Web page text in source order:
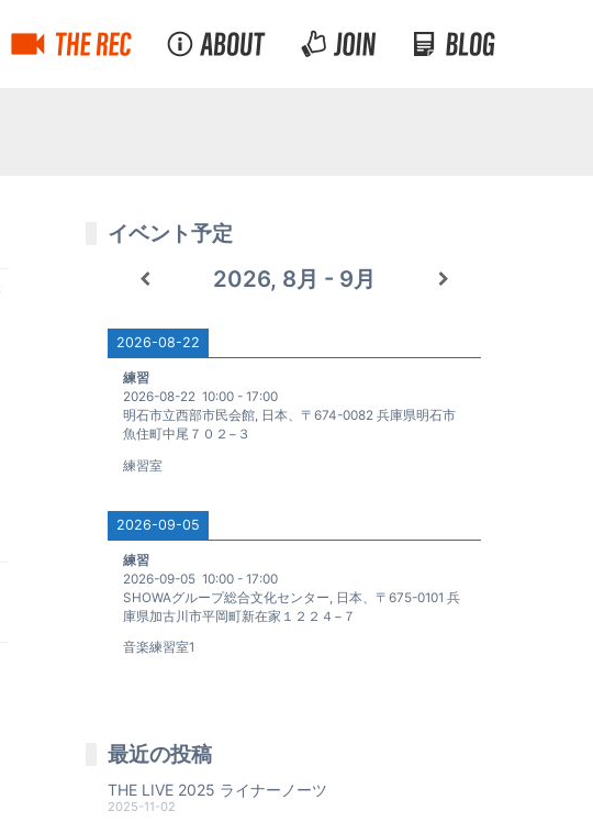
イベント予定
2026, 8月 - 9月
2026-08-22
練習
2026-08-22 10:00 - 17:00
明石市立西部市民会館, 日本、〒674-0082 兵庫県明石市
魚住町中尾７０２−３
練習室
2026-09-05
練習
2026-09-05 10:00 - 17:00
SHOWAグループ総合文化センター, 日本、〒675-0101 兵
庫県加古川市平岡町新在家１２２４−７
音楽練習室1
最近の投稿
THE LIVE 2025 ライナーノーツ
2025-11-02